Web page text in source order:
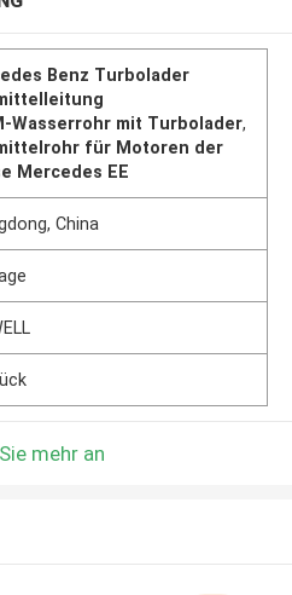
Benz Turbolader
Wasserrohr mit Turbolader,
für Motoren der
Mercedes EE
China
mehr an